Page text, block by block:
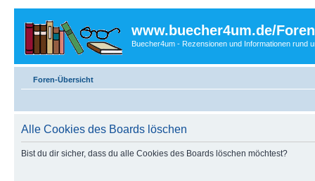
www.buecher4um.de/Foren
Buecher4um - Rezensionen und Informationen rund
Foren-Übersicht
Alle Cookies des Boards löschen
Bist du dir sicher, dass du alle Cookies des Boards löschen möchtest?